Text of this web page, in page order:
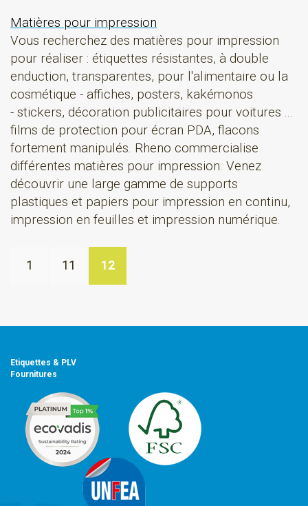
Matières pour impression
Vous recherchez des matières pour impression
pour réaliser : étiquettes résistantes, à double
enduction, transparentes, pour l'alimentaire ou la
cosmétique - affiches, posters, kakémonos
- stickers, décoration publicitaires pour voitures ...
films de protection pour écran PDA, flacons
fortement manipulés. Rheno commercialise
différentes matières pour impression. Venez
découvrir une large gamme de supports
plastiques et papiers pour impression en continu,
impression en feuilles et impression numérique.
1 11 12
Etiquettes & PLV
Fournitures